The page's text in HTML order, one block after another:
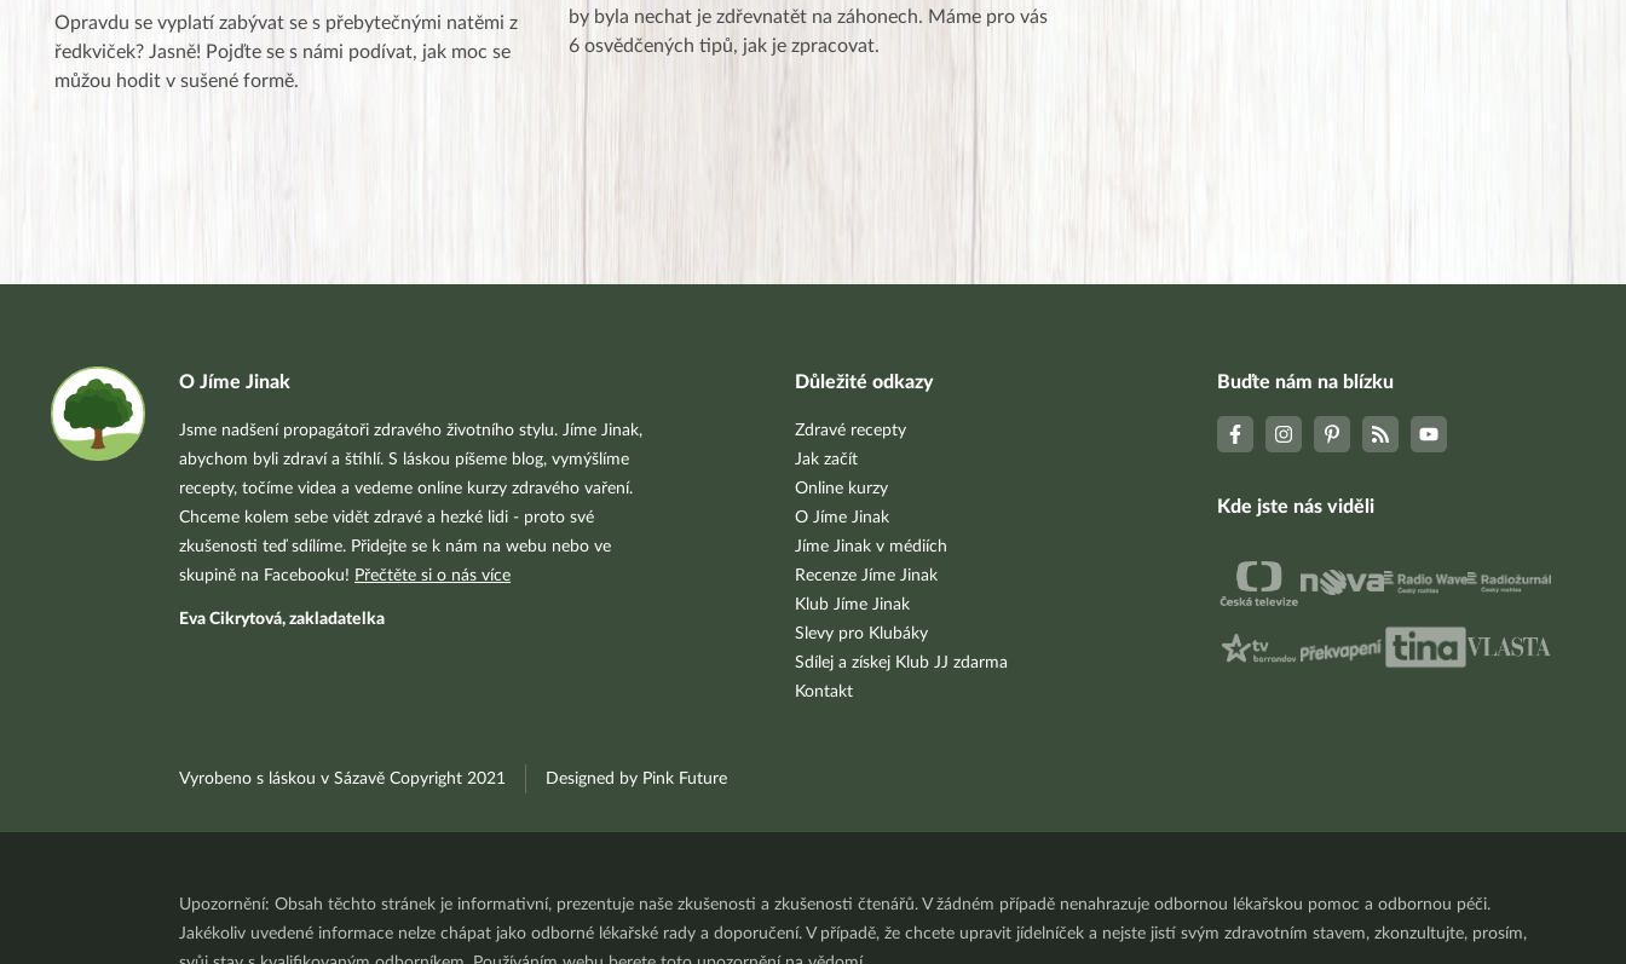
Opravdu se vyplatí zabývat se s přebytečnými natěmi z
ředkviček? Jasně! Pojďte se s námi podívat, jak moc se
můžou hodit v sušené formě.
by byla nechat je zdřevnatět na záhonech. Máme pro vás
6 osvědčených tipů, jak je zpracovat.
O Jíme Jinak
Jsme nadšení propagátoři zdravého životního stylu. Jíme Jinak,
abychom byli zdraví a štíhlí. S láskou píšeme blog, vymýšlíme
recepty, točíme videa a vedeme online kurzy zdravého vaření.
Chceme kolem sebe vidět zdravé a hezké lidi - proto své
zkušenosti teď sdílíme. Přidejte se k nám na webu nebo ve
skupině na Facebooku! Přečtěte si o nás více
Eva Cikrytová, zakladatelka
Důležité odkazy
Zdravé recepty
Jak začít
Online kurzy
O Jíme Jinak
Jíme Jinak v médiích
Recenze Jíme Jinak
Klub Jíme Jinak
Slevy pro Klubáky
Sdílej a získej Klub JJ zdarma
Kontakt
Buďte nám na blízku
Kde jste nás viděli
Vyrobeno s láskou v Sázavě Copyright 2021 Designed by Pink Future
Upozornění: Obsah těchto stránek je informativní, prezentuje naše zkušenosti a zkušenosti čtenářů. V žádném případě nenahrazuje odbornou lékařskou pomoc a odbornou péči.
Jakékoliv uvedené informace nelze chápat jako odborné lékařské rady a doporučení. V případě, že chcete upravit jídelníček a nejste jistí svým zdravotním stavem, zkonzultujte, prosím,